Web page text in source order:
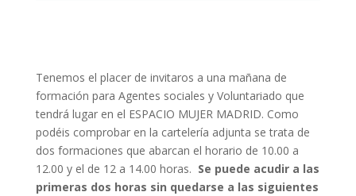
Tenemos el placer de invitaros a una mañana de
formación para Agentes sociales y Voluntariado que
tendrá lugar en el ESPACIO MUJER MADRID. Como
podéis comprobar en la cartelería adjunta se trata de
dos formaciones que abarcan el horario de 10.00 a
12.00 y el de 12 a 14.00 horas. Se puede acudir a las
primeras dos horas sin quedarse a las siguientes